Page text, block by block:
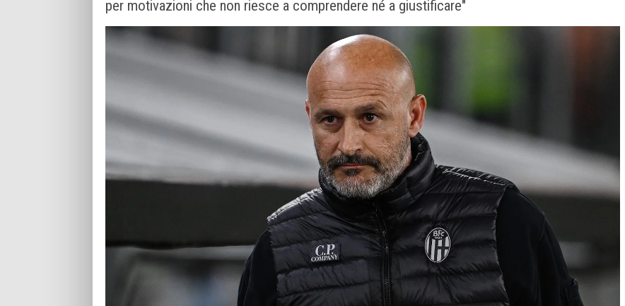
per motivazioni che non riesce a comprendere né a giustificare"